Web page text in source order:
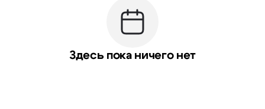
Здесь пока ничего нет